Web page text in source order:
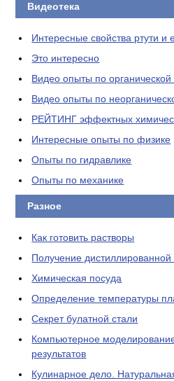
Видеотека
Интересные свойства ртути и
Это интересно
Видео опыты по
Видео опыты по
РЕЙТИНГ эффектных
Интересные опыты по физике
Опыты по гидравлике
Опыты по механике
Разное
Как готовить растворы
Получение дистиллированной
Химическая посуда
Определение температуры
Секрет булатной стали
Компьютерное
результатов
Кулинарное дело.